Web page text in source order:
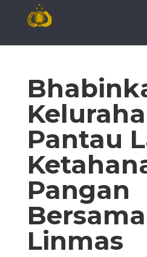
Pantau
Pangan
Bersama
Linmas